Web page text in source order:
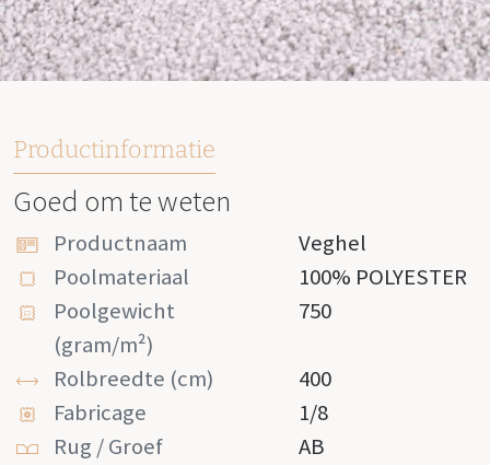
Productinformatie
Goed om te weten
Productnaam
Veghel
Poolmateriaal
100% POLYESTER
Poolgewicht
(gram/m²)
750
Rolbreedte (cm)
400
Fabricage
1/8
Rug / Groef
AB